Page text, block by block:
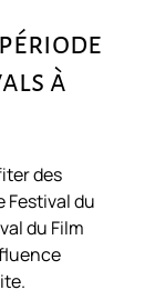
à
des
Festival du
du Film